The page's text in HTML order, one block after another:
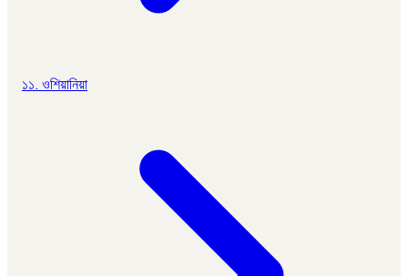
১১. ওশিয়ানিয়া